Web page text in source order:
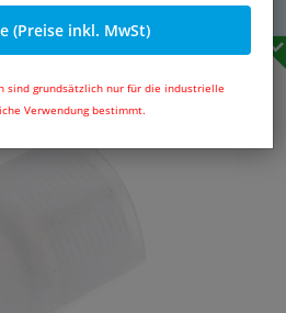
(Preise inkl. MwSt)
sind grundsätzlich nur für die industrielle
Verwendung bestimmt.
MwSt.